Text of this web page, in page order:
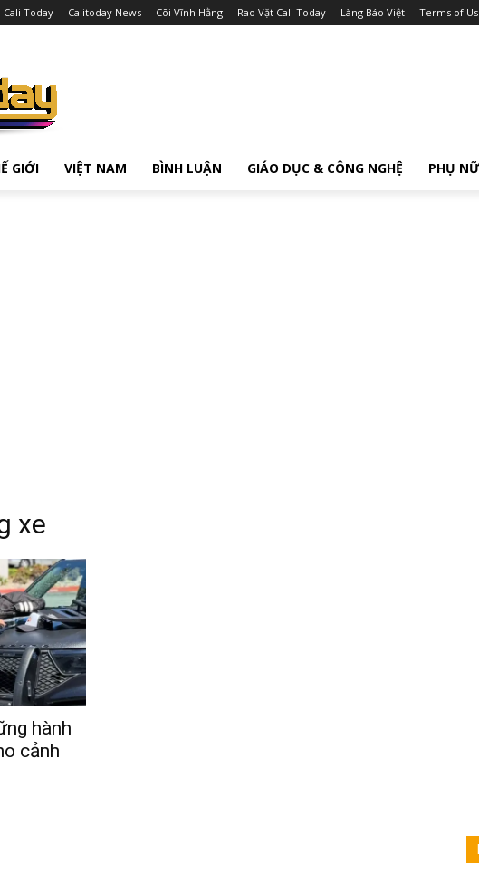
Today Calitoday News Cõi Vĩnh Hằng Rao Vặt Cali Today Làng Báo Việt Terms of
GIỚI VIỆT NAM BÌNH LUẬN GIÁO DỤC & CÔNG NGHỆ PHỤ NỮ
xe
hành
cảnh